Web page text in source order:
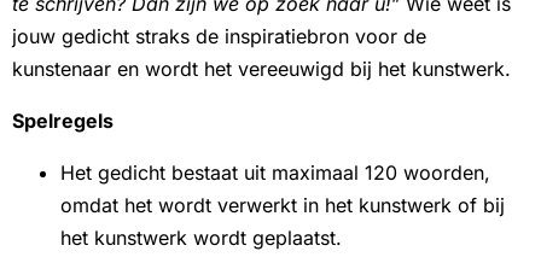
jouw gedicht straks de inspiratiebron voor de
kunstenaar en wordt het vereeuwigd bij het kunstwerk.
Spelregels
Het gedicht bestaat uit maximaal 120 woorden,
omdat het wordt verwerkt in het kunstwerk of bij
het kunstwerk wordt geplaatst.